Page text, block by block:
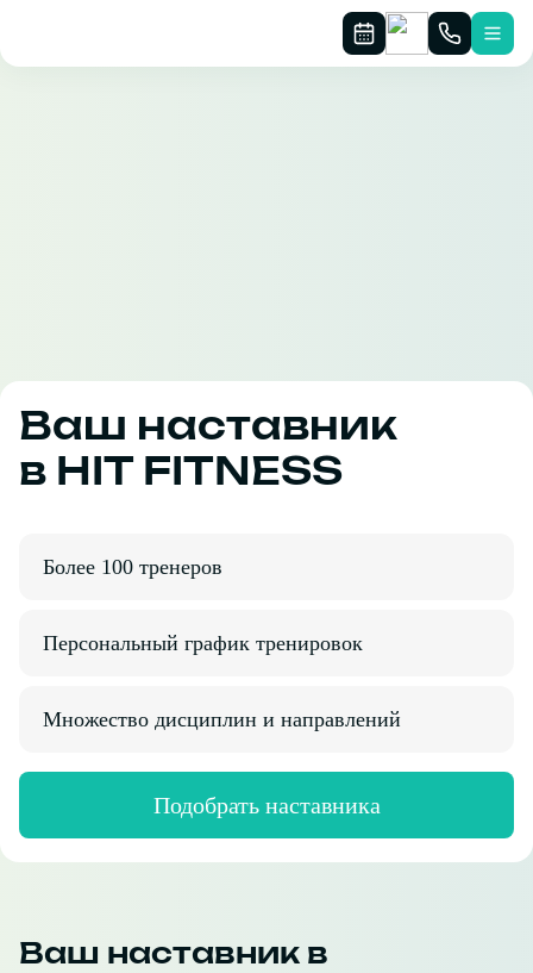
Ваш наставник
в HIT FITNESS
Более 100 тренеров
Персональный график тренировок
Множество дисциплин и направлений
Подобрать наставника
Ваш наставник в